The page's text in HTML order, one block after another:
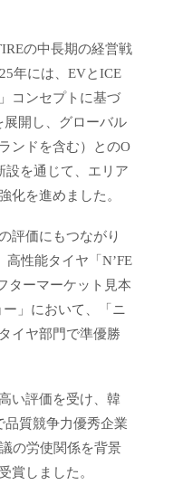
の中長期の経営戦
年には、EVとICE
コンセプトに基づ
開し、グローバル
ンドを含む）とのO
設を通じて、エリア
化を進めました。
評価にもつながり
高性能タイヤ「N’FE
ターマーケット見本
」において、「ニ
イヤ部門で準優勝
い評価を受け、韓
品質競争力優秀企業
の労使関係を背景
賞しました。